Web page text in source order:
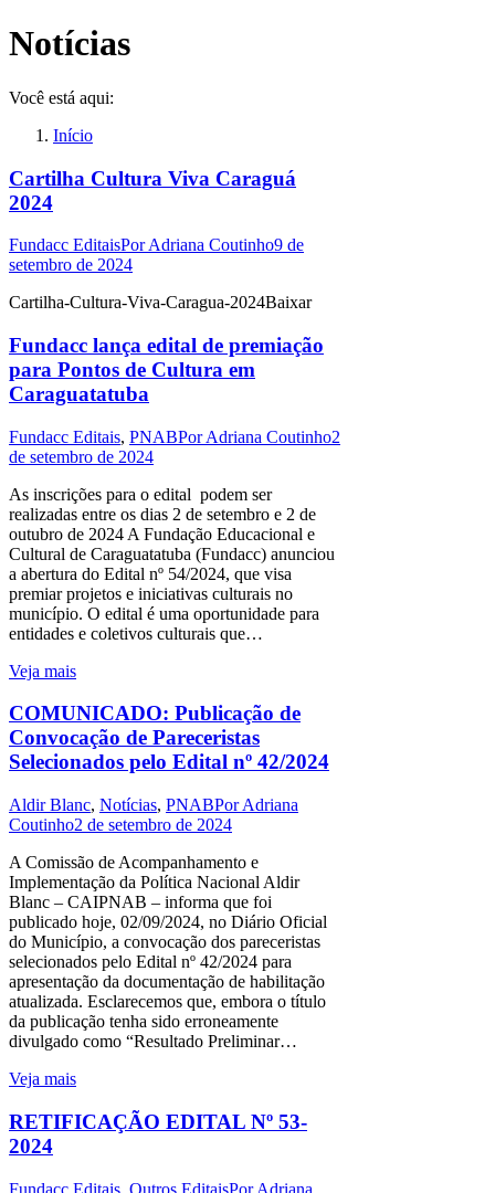
Notícias
Você está aqui:
Início
Cartilha Cultura Viva Caraguá
2024
Fundacc EditaisPorAdriana Coutinho9 de
setembro de 2024
Cartilha-Cultura-Viva-Caragua-2024Baixar
Fundacc lança edital de premiação
para Pontos de Cultura em
Caraguatatuba
Fundacc Editais, PNABPorAdriana Coutinho2
de setembro de 2024
As inscrições para o edital podem ser
realizadas entre os dias 2 de setembro e 2 de
outubro de 2024 A Fundação Educacional e
Cultural de Caraguatatuba (Fundacc) anunciou
a abertura do Edital nº 54/2024, que visa
premiar projetos e iniciativas culturais no
município. O edital é uma oportunidade para
entidades e coletivos culturais que…
Veja mais
COMUNICADO: Publicação de
Convocação de Pareceristas
Selecionados pelo Edital nº 42/2024
Aldir Blanc, Notícias, PNABPorAdriana
Coutinho2 de setembro de 2024
A Comissão de Acompanhamento e
Implementação da Política Nacional Aldir
Blanc – CAIPNAB – informa que foi
publicado hoje, 02/09/2024, no Diário Oficial
do Município, a convocação dos pareceristas
selecionados pelo Edital nº 42/2024 para
apresentação da documentação de habilitação
atualizada. Esclarecemos que, embora o título
da publicação tenha sido erroneamente
divulgado como “Resultado Preliminar…
Veja mais
RETIFICAÇÃO EDITAL Nº 53-
2024
Fundacc Editais Outros EditaisPor Adriana